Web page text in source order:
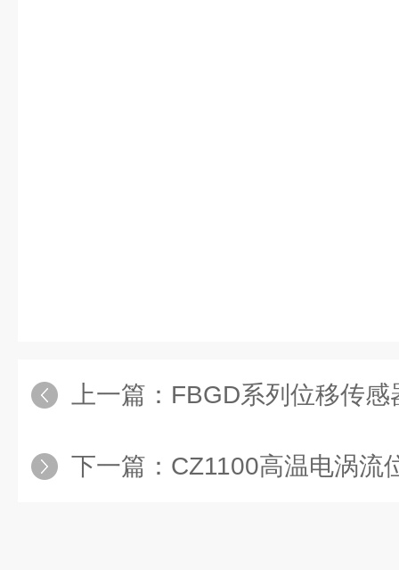
上一篇： FBGD系列位移传感
下一篇： CZ1100高温电涡流